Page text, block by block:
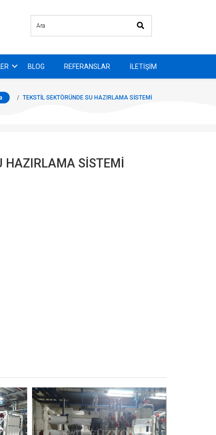
BLOG REFERANSLAR İLETIŞIM
TEKSTİL SEKTÖRÜNDE SU HAZIRLAMA SİSTEMİ
HAZIRLAMA SİSTEMİ